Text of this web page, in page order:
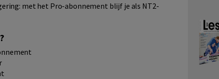
met het Pro-abonnement blijf je als NT2-